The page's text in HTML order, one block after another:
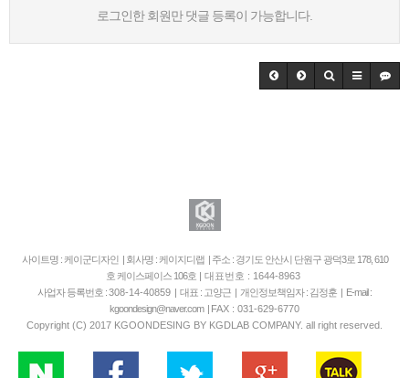
로그인한 회원만 댓글 등록이 가능합니다.
사이트명 : 케이군디자인 | 회사명 : 케이지디랩 | 주소 : 경기도 안산시 단원구 광덕3로 178, 610
호 케이스페이스 106호 | 대표번호 : 1644-8963
사업자 등록번호 :308-14-40859 | 대표 : 고양근 | 개인정보책임자 : 김정훈 | E-mail :
kgoondesign@naver.com | FAX : 031-629-6770
Copyright (C) 2017 KGOONDESING BY KGDLAB COMPANY. all right reserved.